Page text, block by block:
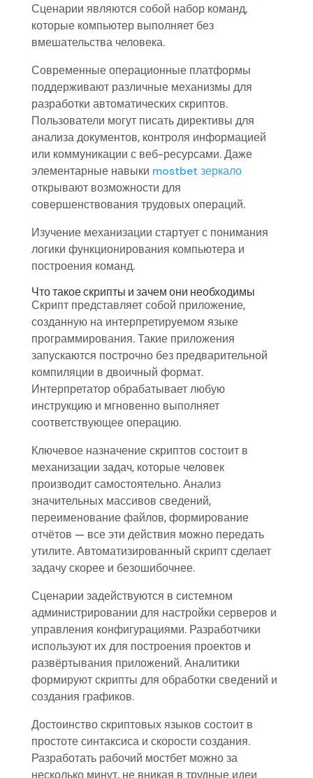
Сценарии являются собой набор команд,
которые компьютер выполняет без
вмешательства человека.
Современные операционные платформы
поддерживают различные механизмы для
разработки автоматических скриптов.
Пользователи могут писать директивы для
анализа документов, контроля информацией
или коммуникации с веб-ресурсами. Даже
элементарные навыки mostbet зеркало
открывают возможности для
совершенствования трудовых операций.
Изучение механизации стартует с понимания
логики функционирования компьютера и
построения команд.
Что такое скрипты и зачем они необходимы
Скрипт представляет собой приложение,
созданную на интерпретируемом языке
программирования. Такие приложения
запускаются построчно без предварительной
компиляции в двоичный формат.
Интерпретатор обрабатывает любую
инструкцию и мгновенно выполняет
соответствующее операцию.
Ключевое назначение скриптов состоит в
механизации задач, которые человек
производит самостоятельно. Анализ
значительных массивов сведений,
переименование файлов, формирование
отчётов — все эти действия можно передать
утилите. Автоматизированный скрипт сделает
задачу скорее и безошибочнее.
Сценарии задействуются в системном
администрировании для настройки серверов и
управления конфигурациями. Разработчики
используют их для построения проектов и
развёртывания приложений. Аналитики
формируют скрипты для обработки сведений и
создания графиков.
Достоинство скриптовых языков состоит в
простоте синтаксиса и скорости создания.
Разработать рабочий мостбет можно за
несколько минут, не вникая в трудные идеи